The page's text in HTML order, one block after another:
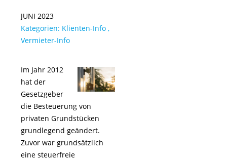
JUNI 2023
Kategorien: Klienten-Info ,
Vermieter-Info
Im Jahr 2012
hat der
Gesetzgeber
die Besteuerung von
privaten Grundstücken
grundlegend geändert.
Zuvor war grundsätzlich
eine steuerfreie